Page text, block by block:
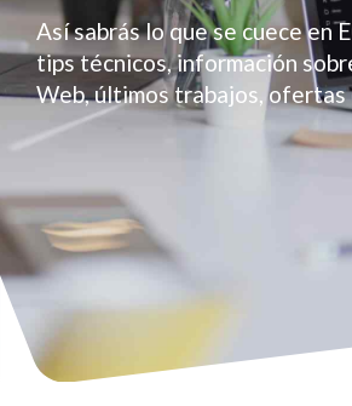
Así sabrás lo que se cuece en
tips técnicos, información
Web, últimos trabajos,